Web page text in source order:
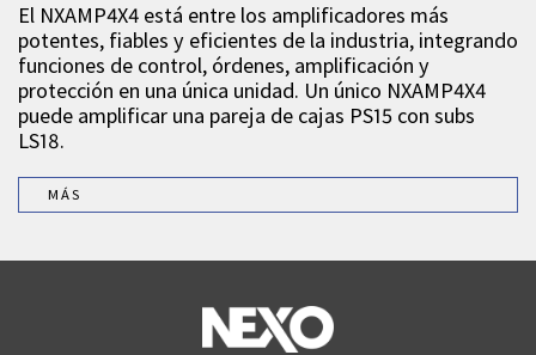
El NXAMP4X4 está entre los amplificadores más
potentes, fiables y eficientes de la industria, integrando
funciones de control, órdenes, amplificación y
protección en una única unidad. Un único NXAMP4X4
puede amplificar una pareja de cajas PS15 con subs
LS18.
MÁS